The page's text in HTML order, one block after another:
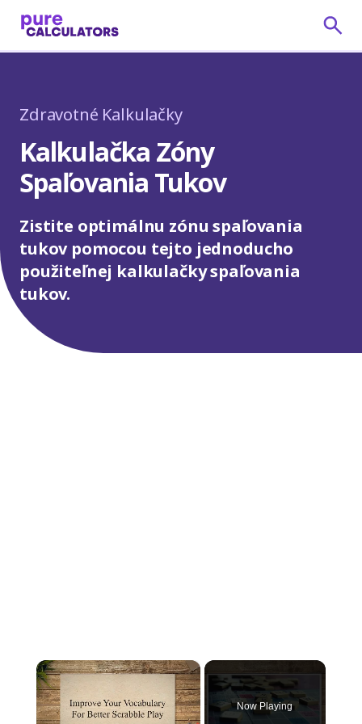
Zdravotné Kalkulačky
Kalkulačka Zóny
Spaľovania Tukov
Zistite optimálnu zónu spaľovania
tukov pomocou tejto jednoducho
použiteľnej kalkulačky spaľovania
tukov.
×
Now Playing